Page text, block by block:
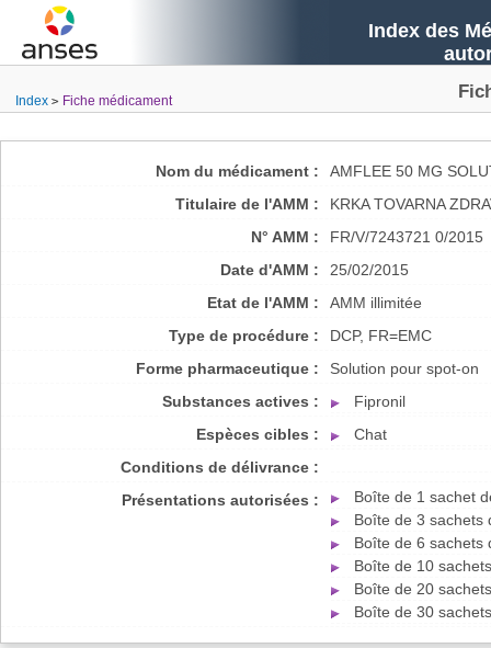
Index des
Index Fiche médicament
Nom du médicament :
AMFLEE 50 MG
Titulaire de l'AMM :
KRKA TOVARNA
N° AMM :
FR/V/7243721 0/2015
Date d'AMM :
25/02/2015
Etat de l'AMM :
AMM illimitée
Type de procédure :
DCP, FR=EMC
Forme pharmaceutique :
Solution pour spot-on
Substances actives :
Fipronil
Espèces cibles :
Chat
Conditions de délivrance :
Présentations autorisées :
Boîte de 1 sachet
Boîte de 3 sachets
Boîte de 6 sachets
Boîte de 10
Boîte de 20
Boîte de 30